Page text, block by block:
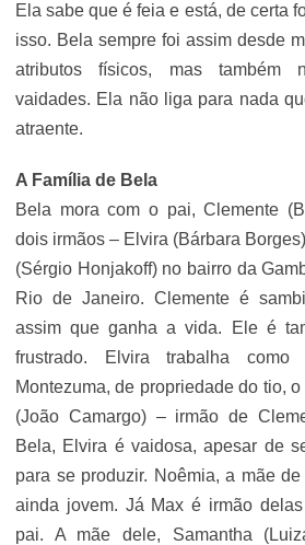
Ela sabe que é feia e está, de certa
isso. Bela sempre foi assim desde
atributos físicos, mas também
vaidades. Ela não liga para nada
atraente.
A Família de Bela
Bela mora com o pai, Clemente
dois irmãos – Elvira (Bárbara
(Sérgio Honjakoff) no bairro da
Rio de Janeiro. Clemente é
assim que ganha a vida. Ele é
frustrado. Elvira trabalha
Montezuma, de propriedade do tio,
(João Camargo) – irmão de
Bela, Elvira é vaidosa, apesar de
para se produzir. Noêmia, a mãe
ainda jovem. Já Max é irmão
pai. A mãe dele, Samantha